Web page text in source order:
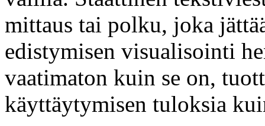
mittaus tai polku, joka
edistymisen visualisointi
vaatimaton kuin se on,
käyttäytymisen tuloksia